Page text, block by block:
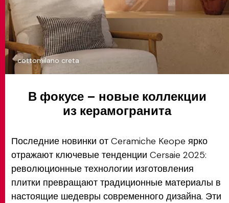
cottomilano creta
В фокусе – новые коллекции
из керамогранита
Последние новинки от Ceramiche Keope ярко
отражают ключевые тенденции Cersaie 2025:
революционные технологии изготовления
плитки превращают традиционные материалы в
настоящие шедевры современного дизайна. Эти